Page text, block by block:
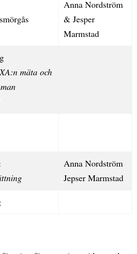
Anna Nordström
& Jesper
Marmstad
mäta och
Anna Nordström
Jepser Marmstad